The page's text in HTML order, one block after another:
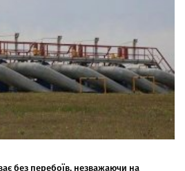
без перебоїв, незважаючи на